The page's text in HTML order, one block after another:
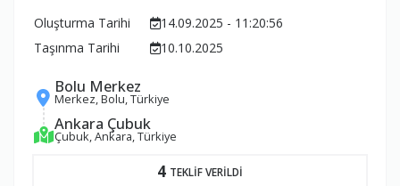
Oluşturma Tarihi
14.09.2025 - 11:20:56
Taşınma Tarihi
10.10.2025
Bolu Merkez
Merkez, Bolu, Türkiye
Ankara Çubuk
Çubuk, Ankara, Türkiye
4 TEKLİF VERİLDİ